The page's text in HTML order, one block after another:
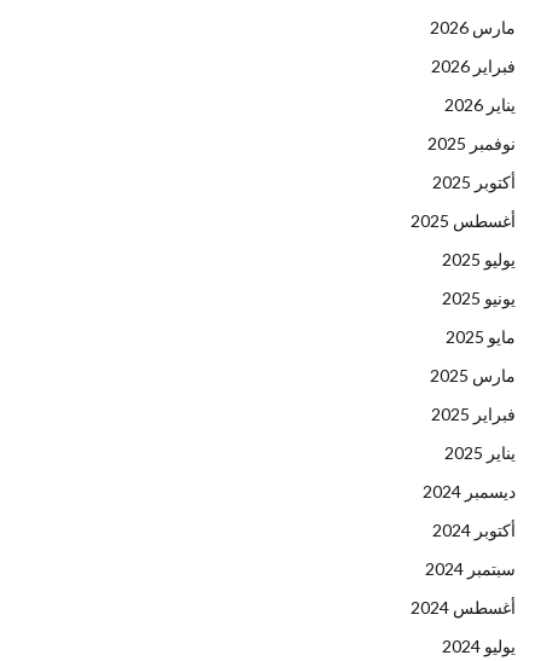
مارس 2026
فبراير 2026
يناير 2026
نوفمبر 2025
أكتوبر 2025
أغسطس 2025
يوليو 2025
يونيو 2025
مايو 2025
مارس 2025
فبراير 2025
يناير 2025
ديسمبر 2024
أكتوبر 2024
سبتمبر 2024
أغسطس 2024
يوليو 2024